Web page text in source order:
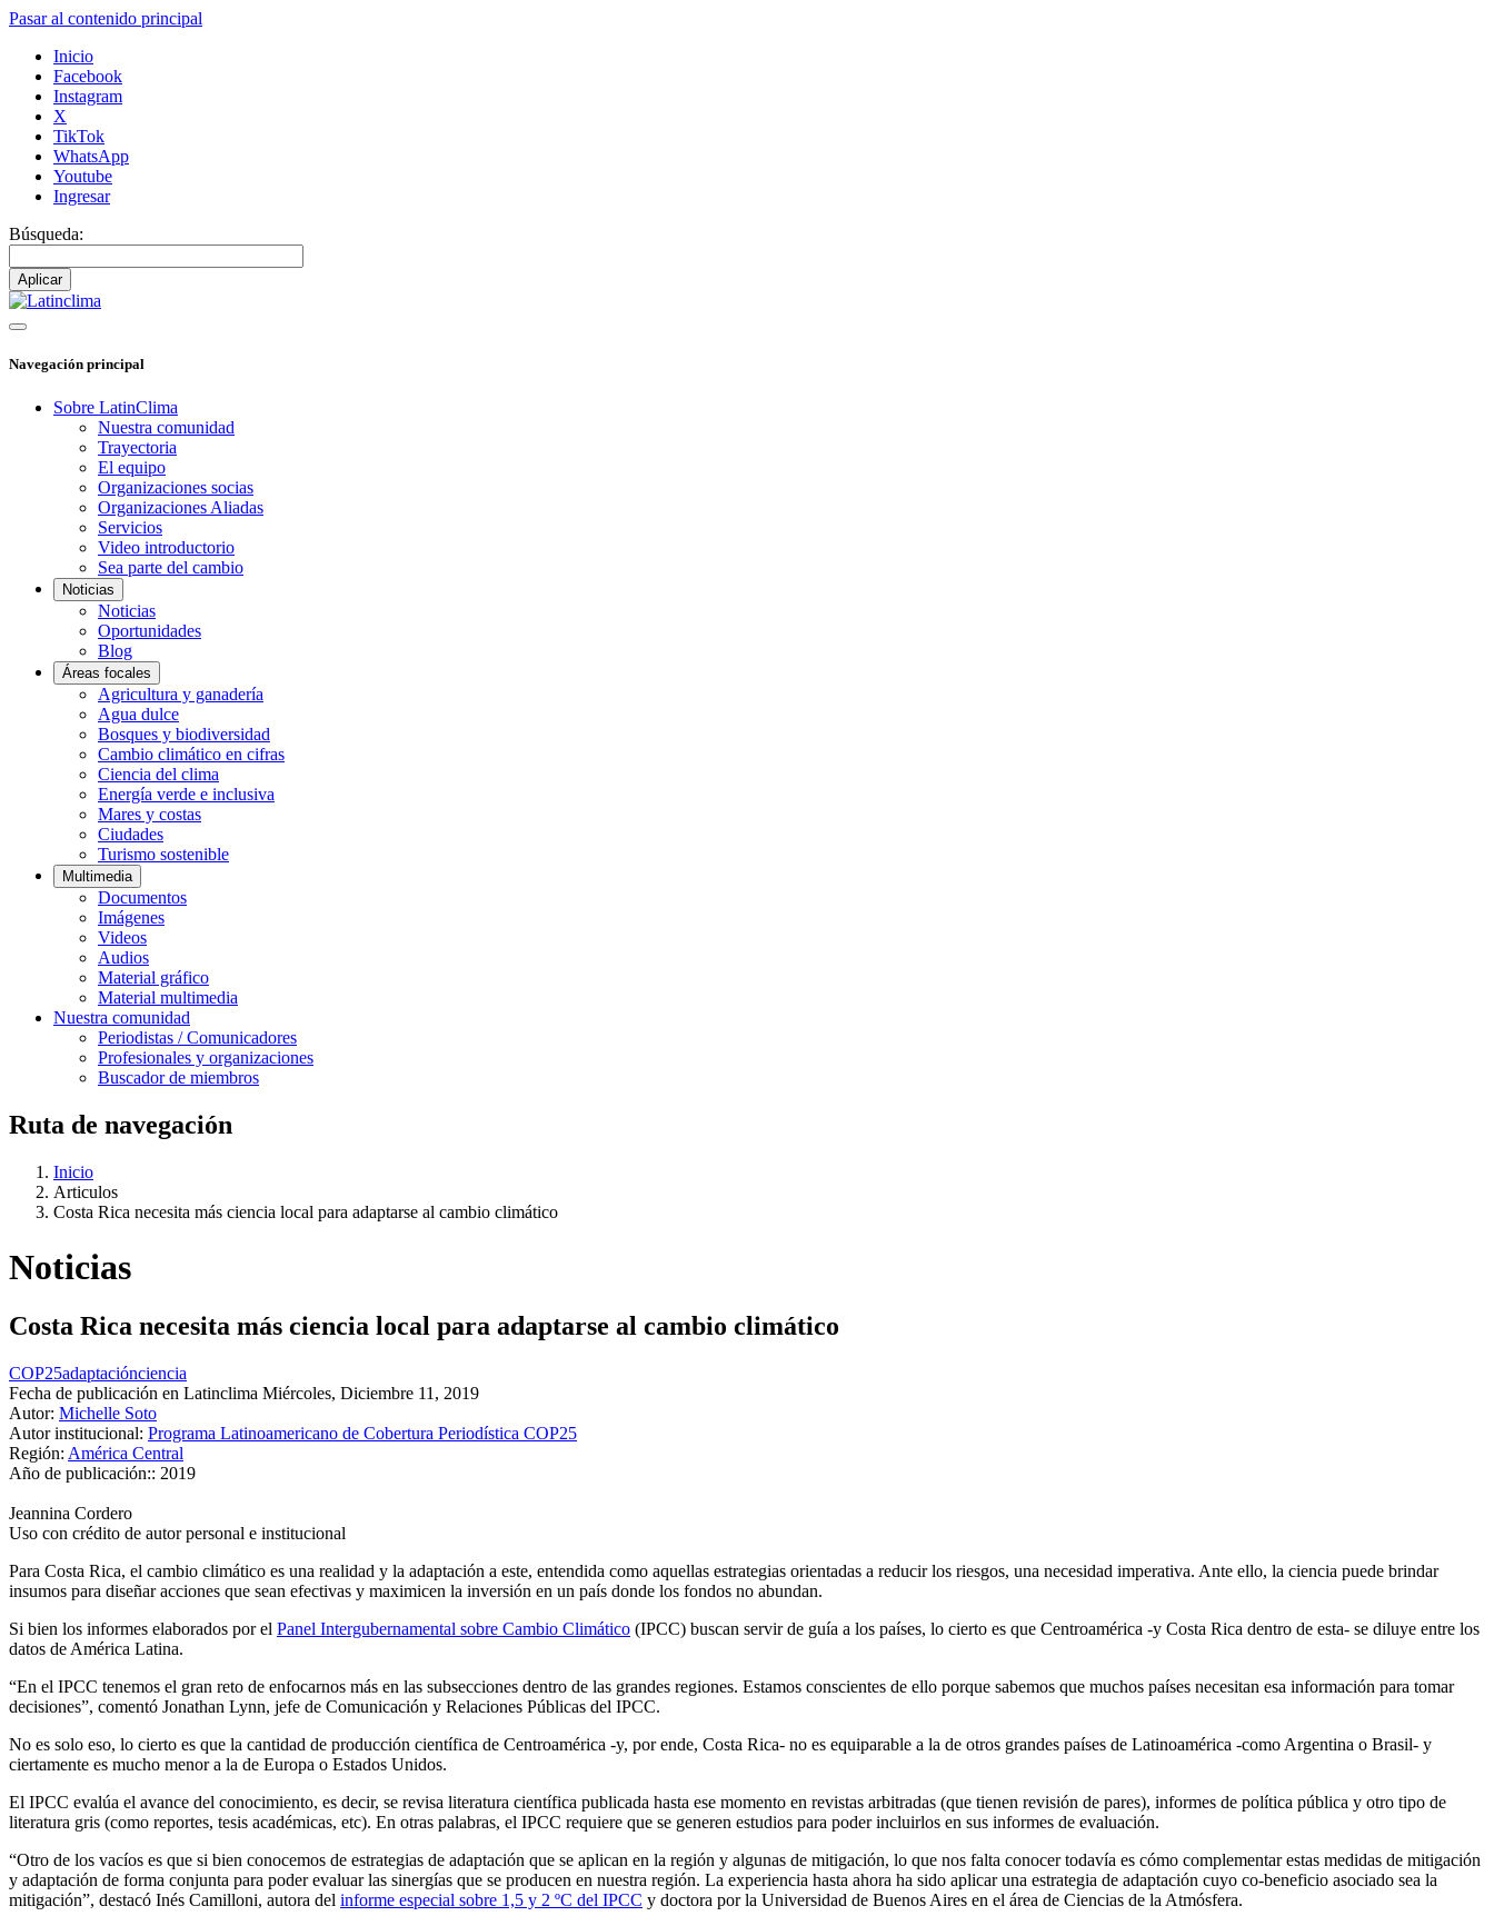
Pasar al contenido principal
Inicio
Facebook
Instagram
X
TikTok
WhatsApp
Youtube
Ingresar
Búsqueda:
Navegación principal
Sobre LatinClima
Nuestra comunidad
Trayectoria
El equipo
Organizaciones socias
Organizaciones Aliadas
Servicios
Video introductorio
Sea parte del cambio
Noticias
Noticias
Oportunidades
Blog
Áreas focales
Agricultura y ganadería
Agua dulce
Bosques y biodiversidad
Cambio climático en cifras
Ciencia del clima
Energía verde e inclusiva
Mares y costas
Ciudades
Turismo sostenible
Multimedia
Documentos
Imágenes
Videos
Audios
Material gráfico
Material multimedia
Nuestra comunidad
Periodistas / Comunicadores
Profesionales y organizaciones
Buscador de miembros
Ruta de navegación
Inicio
Articulos
Costa Rica necesita más ciencia local para adaptarse al cambio climático
Noticias
Costa Rica necesita más ciencia local para adaptarse al cambio climático
COP25adaptaciónciencia
Fecha de publicación en Latinclima Miércoles, Diciembre 11, 2019
Autor: Michelle Soto
Autor institucional: Programa Latinoamericano de Cobertura Periodística COP25
Región: América Central
Año de publicación:: 2019
Jeannina Cordero
Uso con crédito de autor personal e institucional
Para Costa Rica, el cambio climático es una realidad y la adaptación a este, entendida como aquellas estrategias orientadas a reducir los riesgos, una necesidad imperativa. Ante ello, la ciencia puede brindar
insumos para diseñar acciones que sean efectivas y maximicen la inversión en un país donde los fondos no abundan.
Si bien los informes elaborados por el Panel Intergubernamental sobre Cambio Climático (IPCC) buscan servir de guía a los países, lo cierto es que Centroamérica -y Costa Rica dentro de esta- se diluye entre los
datos de América Latina.
“En el IPCC tenemos el gran reto de enfocarnos más en las subsecciones dentro de las grandes regiones. Estamos conscientes de ello porque sabemos que muchos países necesitan esa información para tomar
decisiones”, comentó Jonathan Lynn, jefe de Comunicación y Relaciones Públicas del IPCC.
No es solo eso, lo cierto es que la cantidad de producción científica de Centroamérica -y, por ende, Costa Rica- no es equiparable a la de otros grandes países de Latinoamérica -como Argentina o Brasil- y
ciertamente es mucho menor a la de Europa o Estados Unidos.
El IPCC evalúa el avance del conocimiento, es decir, se revisa literatura científica publicada hasta ese momento en revistas arbitradas (que tienen revisión de pares), informes de política pública y otro tipo de
literatura gris (como reportes, tesis académicas, etc). En otras palabras, el IPCC requiere que se generen estudios para poder incluirlos en sus informes de evaluación.
“Otro de los vacíos es que si bien conocemos de estrategias de adaptación que se aplican en la región y algunas de mitigación, lo que nos falta conocer todavía es cómo complementar estas medidas de mitigación
y adaptación de forma conjunta para poder evaluar las sinergías que se producen en nuestra región. La experiencia hasta ahora ha sido aplicar una estrategia de adaptación cuyo co-beneficio asociado sea la
mitigación”, destacó Inés Camilloni, autora del informe especial sobre 1,5 y 2 ºC del IPCC y doctora por la Universidad de Buenos Aires en el área de Ciencias de la Atmósfera.